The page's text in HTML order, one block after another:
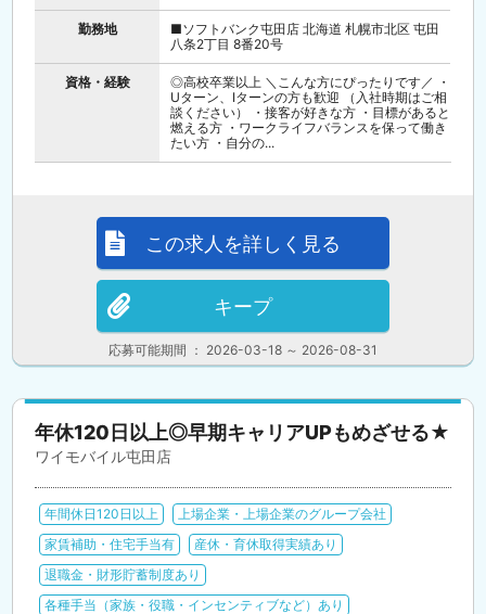
勤務地
■ソフトバンク屯田店 北海道 札幌市北区 屯田
八条2丁目 8番20号
資格・経験
◎高校卒業以上 ＼こんな方にぴったりです／ ・
Uターン、Iターンの方も歓迎 （入社時期はご相
談ください） ・接客が好きな方 ・目標があると
燃える方 ・ワークライフバランスを保って働き
たい方 ・自分の...
応募可能期間 ： 2026-03-18 ～ 2026-08-31
この求人を詳しく見る
キープ
年休120日以上◎早期キャリアUPもめざせる★
ワイモバイル屯田店
年間休日120日以上
上場企業・上場企業のグループ会社
家賃補助・住宅手当有
産休・育休取得実績あり
退職金・財形貯蓄制度あり
各種手当（家族・役職・インセンティブなど）あり